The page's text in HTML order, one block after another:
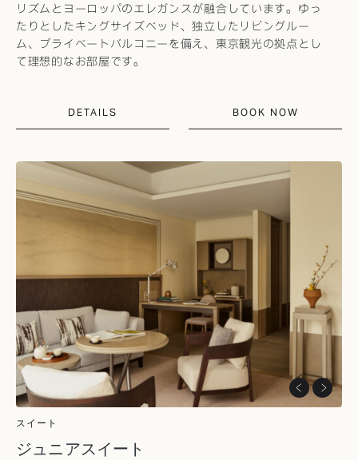
リズムとヨーロッパのエレガンスが融合しています。ゆっ
たりとしたキングサイズベッド、独立したリビングルー
ム、プライベートバルコニーを備え、東京観光の拠点とし
て理想的なお部屋です。
DETAILS BOOK NOW
スイート
ジュニアスイート